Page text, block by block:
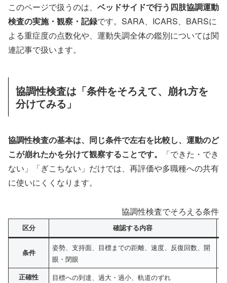
このページで扱うのは、 ベッドサイドで行う四肢協調運動
検査の実施・観察・記録です。SARA、ICARS、BARSに
よる重症度の点数化や、運動失調全体の鑑別については関
連記事で扱います。
協調性検査は「条件をそろえて、崩れ方を
分けてみる」
協調性検査の基本は、同じ条件で左右を比較し、運動のど
こが崩れたかを分けて観察することです。
「できた・でき
ない」「ぎこちない」だけでは、再評価や多職種への共有
に使いにくくなります。
協調性検査でそろえる条件
区分 確認する内容
条件
姿勢、支持面、目標までの距離、速度、反復回数、開
眼・閉眼
正確性 目標への到達、過大・過小、軌道のずれ